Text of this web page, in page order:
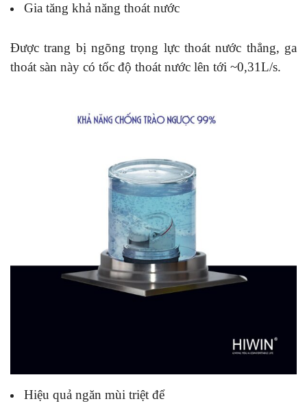
Gia tăng khả năng thoát nước
Được trang bị ngõng trọng lực thoát nước thẳng, ga
thoát sàn này có tốc độ thoát nước lên tới ~0,31L/s.
Hiệu quả ngăn mùi triệt để